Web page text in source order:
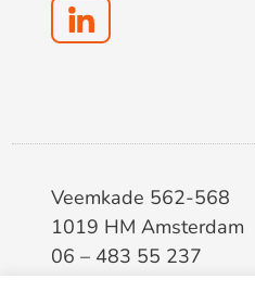
Veemkade 562-568
1019 HM Amsterdam
06 – 483 55 237